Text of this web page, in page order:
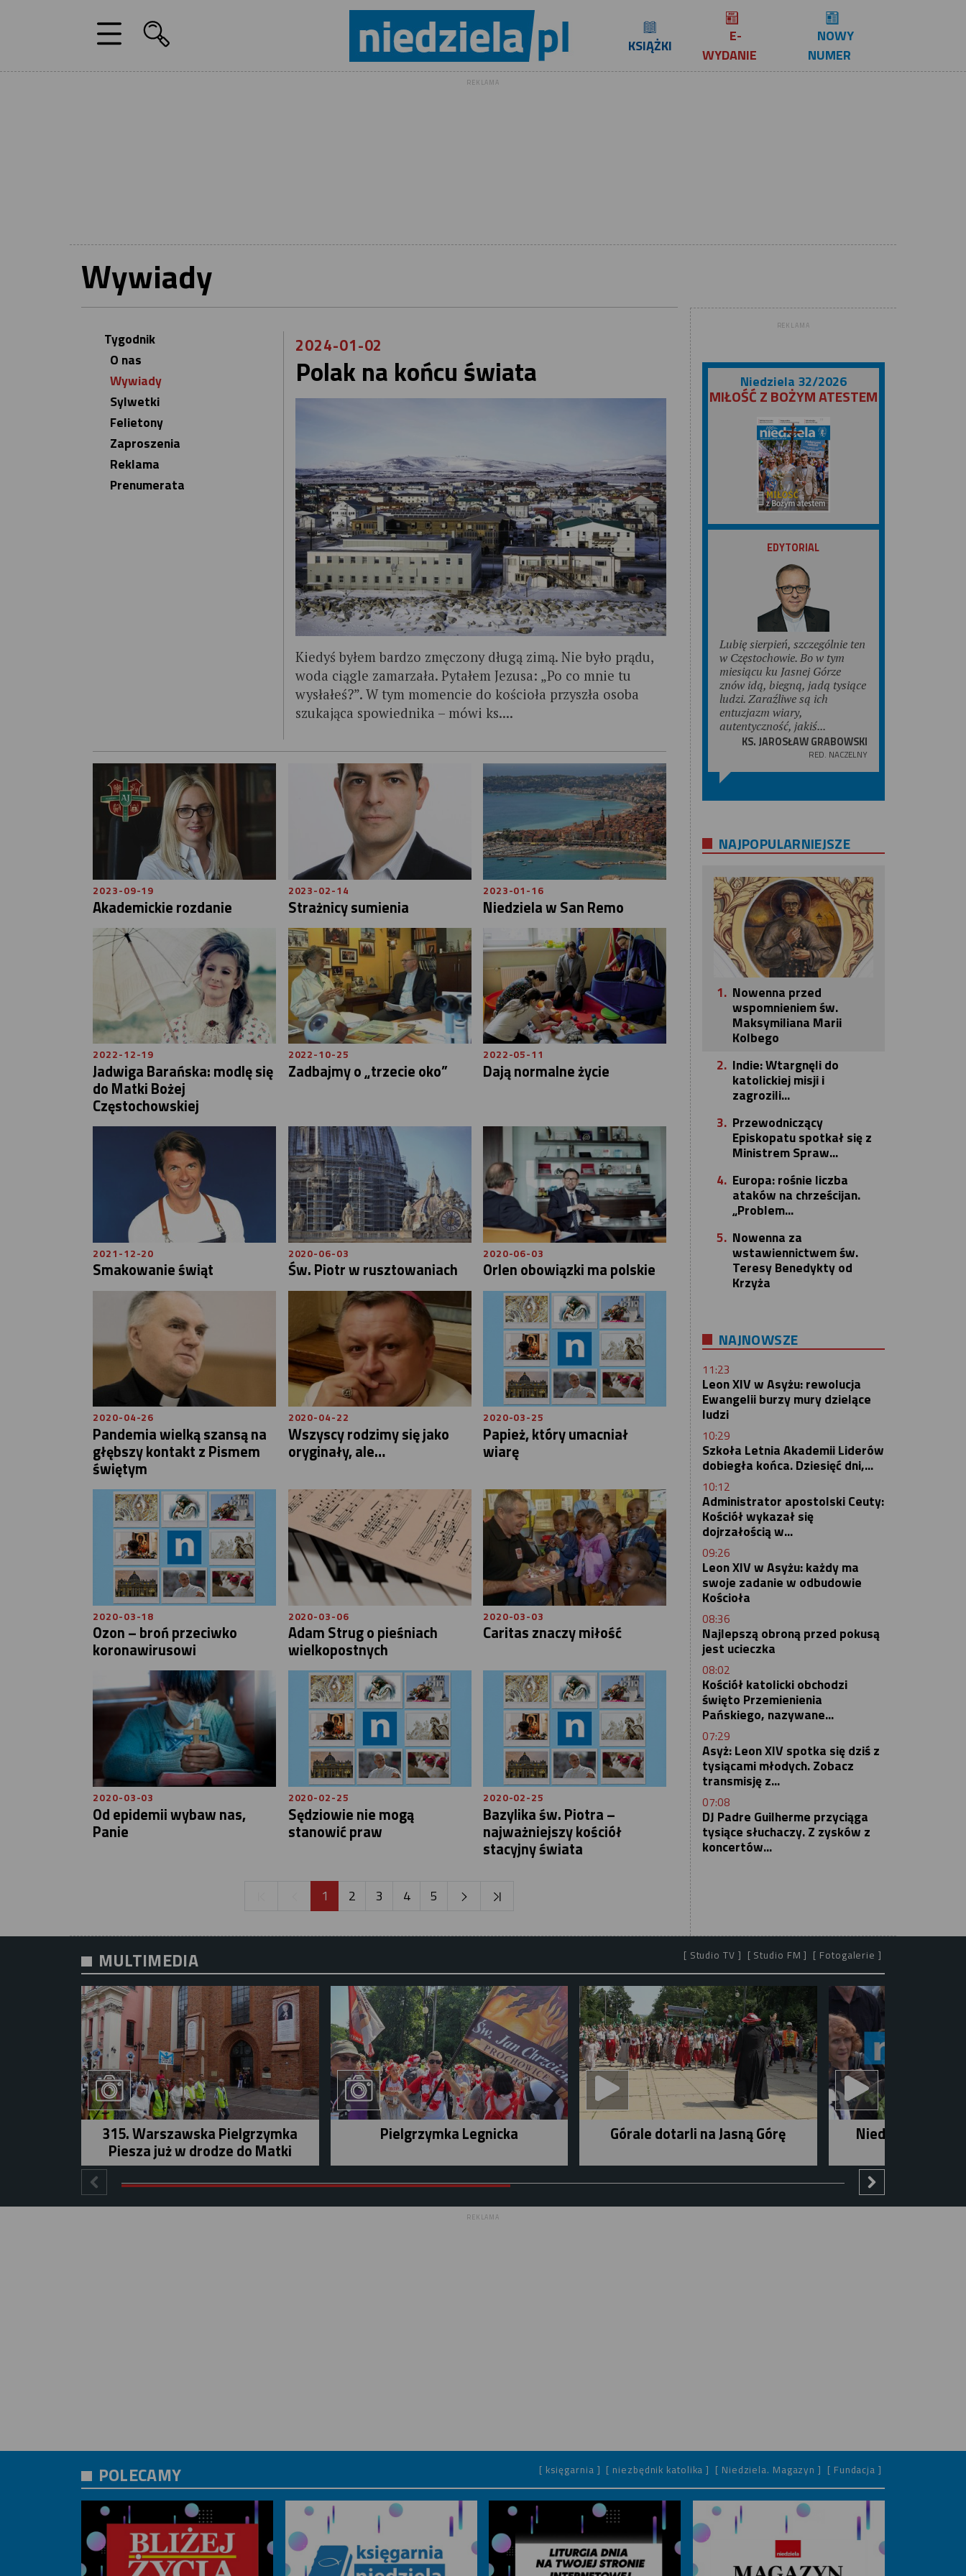
KSIĄŻKI
E-
WYDANIE
NOWY
NUMER
REKLAMA
Wywiady
Tygodnik
O nas
Wywiady
Sylwetki
Felietony
Zaproszenia
Reklama
Prenumerata
2024-01-02
Polak na końcu świata
Kiedyś byłem bardzo zmęczony długą zimą. Nie było prądu,
woda ciągle zamarzała. Pytałem Jezusa: „Po co mnie tu
wysłałeś?”. W tym momencie do kościoła przyszła osoba
szukająca spowiednika – mówi ks....
2023-09-19
Akademickie rozdanie
2023-02-14
Strażnicy sumienia
2023-01-16
Niedziela w San Remo
2022-12-19
Jadwiga Barańska: modlę się
do Matki Bożej
Częstochowskiej
2022-10-25
Zadbajmy o „trzecie oko”
2022-05-11
Dają normalne życie
2021-12-20
Smakowanie świąt
2020-06-03
Św. Piotr w rusztowaniach
2020-06-03
Orlen obowiązki ma polskie
2020-04-26
Pandemia wielką szansą na
głębszy kontakt z Pismem
świętym
2020-04-22
Wszyscy rodzimy się jako
oryginały, ale…
2020-03-25
Papież, który umacniał
wiarę
2020-03-18
Ozon – broń przeciwko
koronawirusowi
2020-03-06
Adam Strug o pieśniach
wielkopostnych
2020-03-03
Caritas znaczy miłość
2020-03-03
Od epidemii wybaw nas,
Panie
2020-02-25
Sędziowie nie mogą
stanowić praw
2020-02-25
Bazylika św. Piotra –
najważniejszy kościół
stacyjny świata
1 2 3 4 5
REKLAMA
Niedziela 32/2026
MIŁOŚĆ Z BOŻYM ATESTEM
ZOBACZ
EDYTORIAL
Lubię sierpień, szczególnie ten
w Częstochowie. Bo w tym
miesiącu ku Jasnej Górze
znów idą, biegną, jadą tysiące
ludzi. Zaraźliwe są ich
entuzjazm wiary,
autentyczność, jakiś...
KS. JAROSŁAW GRABOWSKI
RED. NACZELNY
NAJPOPULARNIEJSZE
1. Nowenna przed
wspomnieniem św.
Maksymiliana Marii
Kolbego
2. Indie: Wtargnęli do
katolickiej misji i
zagrozili...
3. Przewodniczący
Episkopatu spotkał się z
Ministrem Spraw...
4. Europa: rośnie liczba
ataków na chrześcijan.
„Problem...
5. Nowenna za
wstawiennictwem św.
Teresy Benedykty od
Krzyża
NAJNOWSZE
11:23
Leon XIV w Asyżu: rewolucja
Ewangelii burzy mury dzielące
ludzi
10:29
Szkoła Letnia Akademii Liderów
dobiegła końca. Dziesięć dni,...
10:12
Administrator apostolski Ceuty:
Kościół wykazał się
dojrzałością w...
09:26
Leon XIV w Asyżu: każdy ma
swoje zadanie w odbudowie
Kościoła
08:36
Najlepszą obroną przed pokusą
jest ucieczka
08:02
Kościół katolicki obchodzi
święto Przemienienia
Pańskiego, nazywane...
07:29
Asyż: Leon XIV spotka się dziś z
tysiącami młodych. Zobacz
transmisję z...
07:08
DJ Padre Guilherme przyciąga
tysiące słuchaczy. Z zysków z
koncertów...
MULTIMEDIA [ Studio TV ] [ Studio FM ] [ Fotogalerie ]
315. Warszawska Pielgrzymka
Piesza już w drodze do Matki
Pielgrzymka Legnicka Górale dotarli na Jasną Górę Niedziela w
REKLAMA
POLECAMY [ księgarnia ] [ niezbędnik katolika ] [ Niedziela. Magazyn ] [ Fundacja ]